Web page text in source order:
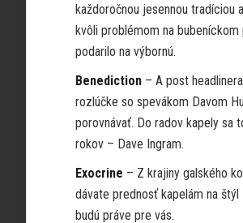
každoročnou jesennou tradíciou
kvôli problémom na bubeníckom
podarilo na výbornú.
Benediction – A post
rozlúčke so spevákom Davom
porovnávať. Do radov kapely sa
rokov – Dave Ingram.
Exocrine – Z krajiny galského
dávate prednosť kapelám na
budú práve pre vás.